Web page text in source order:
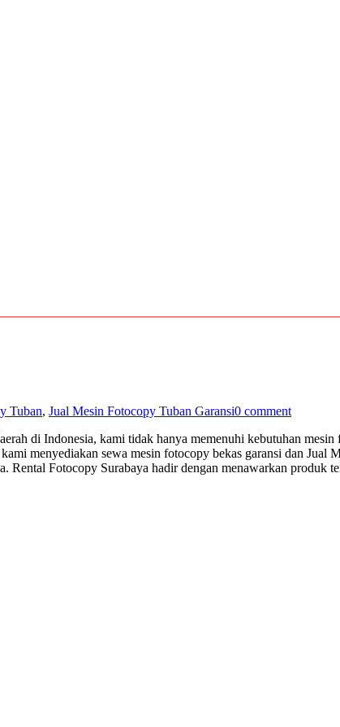
Tuban, Jual Mesin Fotocopy Tuban Garansi0 comment
di Indonesia, kami tidak hanya memenuhi kebutuhan
menyediakan sewa mesin fotocopy bekas garansi dan Jual
Rental Fotocopy Surabaya hadir dengan menawarkan produk